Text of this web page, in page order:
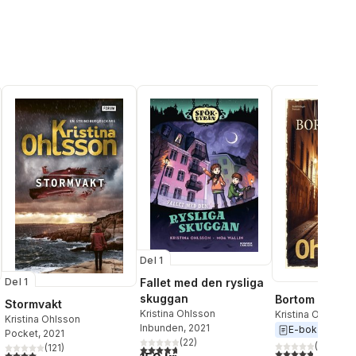
röster:
Del 1
Stormvakt
Kristina Ohlsson
Pocket, 2021
4,0utav 5 stjärnor. Totalt antal röster:
(121)
Del 1
Fallet med den rysliga
skuggan
Kristina Ohlsson
Inbunden, 2021
4,7utav 5 stjärnor. Totalt antal röster:
(22)
Bortom
Kristina Ohlsson
E-bok
4,8utav 5(